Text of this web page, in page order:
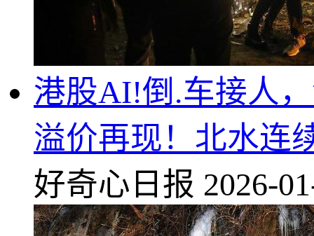
港股AI!倒.车接人
溢价再现！北水连
好奇心日报 2026-